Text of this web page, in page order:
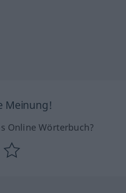
Meinung!
Online Wörterbuch?